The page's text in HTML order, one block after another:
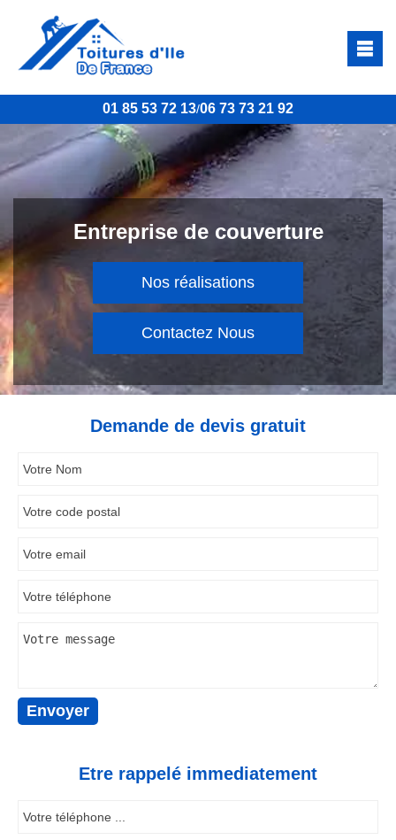
01 85 53 72 13/06 73 73 21 92
Entreprise de couverture
Nos réalisations
Contactez Nous
Demande de devis gratuit
Etre rappelé immediatement